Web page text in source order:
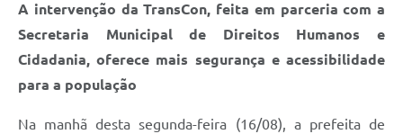
A intervenção da TransCon, feita em parceria com a
Secretaria Municipal de Direitos Humanos e
Cidadania, oferece mais segurança e acessibilidade
para a população
Na manhã desta segunda-feira (16/08), a prefeita de